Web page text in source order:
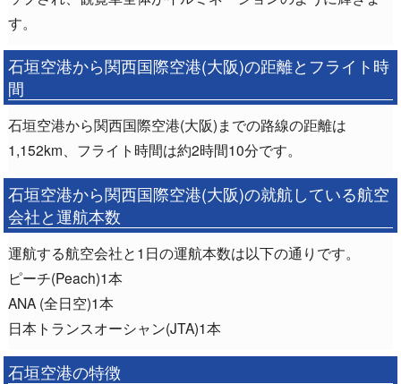
す。
石垣空港から関西国際空港(大阪)の距離とフライト時
間
石垣空港から関西国際空港(大阪)までの路線の距離は
1,152km、フライト時間は約2時間10分です。
石垣空港から関西国際空港(大阪)の就航している航空
会社と運航本数
運航する航空会社と1日の運航本数は以下の通りです。
ピーチ(Peach)1本
ANA (全日空)1本
日本トランスオーシャン(JTA)1本
石垣空港の特徴